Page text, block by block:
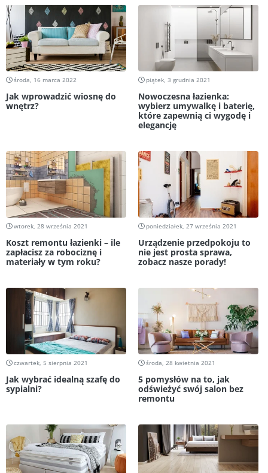
środa, 16 marca 2022
Jak wprowadzić wiosnę do
wnętrz?
piątek, 3 grudnia 2021
Nowoczesna łazienka:
wybierz umywalkę i baterię,
które zapewnią ci wygodę i
elegancję
wtorek, 28 września 2021
Koszt remontu łazienki – ile
zapłacisz za robociznę i
materiały w tym roku?
poniedziałek, 27 września 2021
Urządzenie przedpokoju to
nie jest prosta sprawa,
zobacz nasze porady!
czwartek, 5 sierpnia 2021
Jak wybrać idealną szafę do
sypialni?
środa, 28 kwietnia 2021
5 pomysłów na to, jak
odświeżyć swój salon bez
remontu